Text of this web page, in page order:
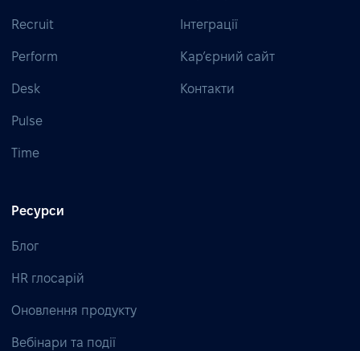
Recruit
Perform
Desk
Pulse
Time
Інтеграції
Кар’єрний сайт
Контакти
Ресурси
Блог
HR глосарій
Оновлення продукту
Вебінари та події